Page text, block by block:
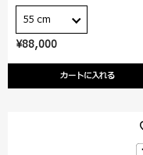
¥88,000
カートに入れる
55 cm